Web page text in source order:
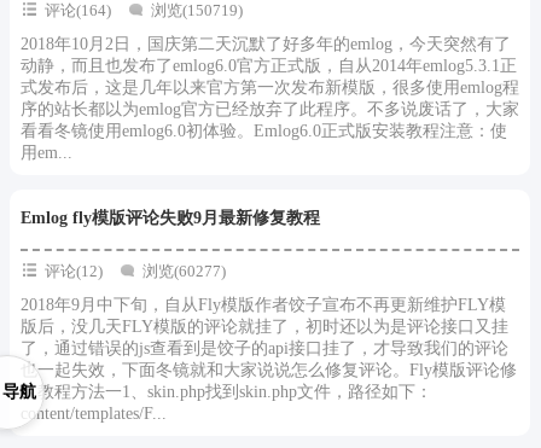
评论(164)
浏览(150719)
2018年10月2日，国庆第二天沉默了好多年的emlog，今天突然有了
动静，而且也发布了emlog6.0官方正式版，自从2014年emlog5.3.1正
式发布后，这是几年以来官方第一次发布新模版，很多使用emlog程
序的站长都以为emlog官方已经放弃了此程序。不多说废话了，大家
看看冬镜使用emlog6.0初体验。Emlog6.0正式版安装教程注意：使
用em...
Emlog fly模版评论失败9月最新修复教程
评论(12)
浏览(60277)
2018年9月中下旬，自从Fly模版作者饺子宣布不再更新维护FLY模
版后，没几天FLY模版的评论就挂了，初时还以为是评论接口又挂
了，通过错误的js查看到是饺子的api接口挂了，才导致我们的评论
也一起失效，下面冬镜就和大家说说怎么修复评论。Fly模版评论修
复教程方法一1、skin.php找到skin.php文件，路径如下：
content/templates/F...
航